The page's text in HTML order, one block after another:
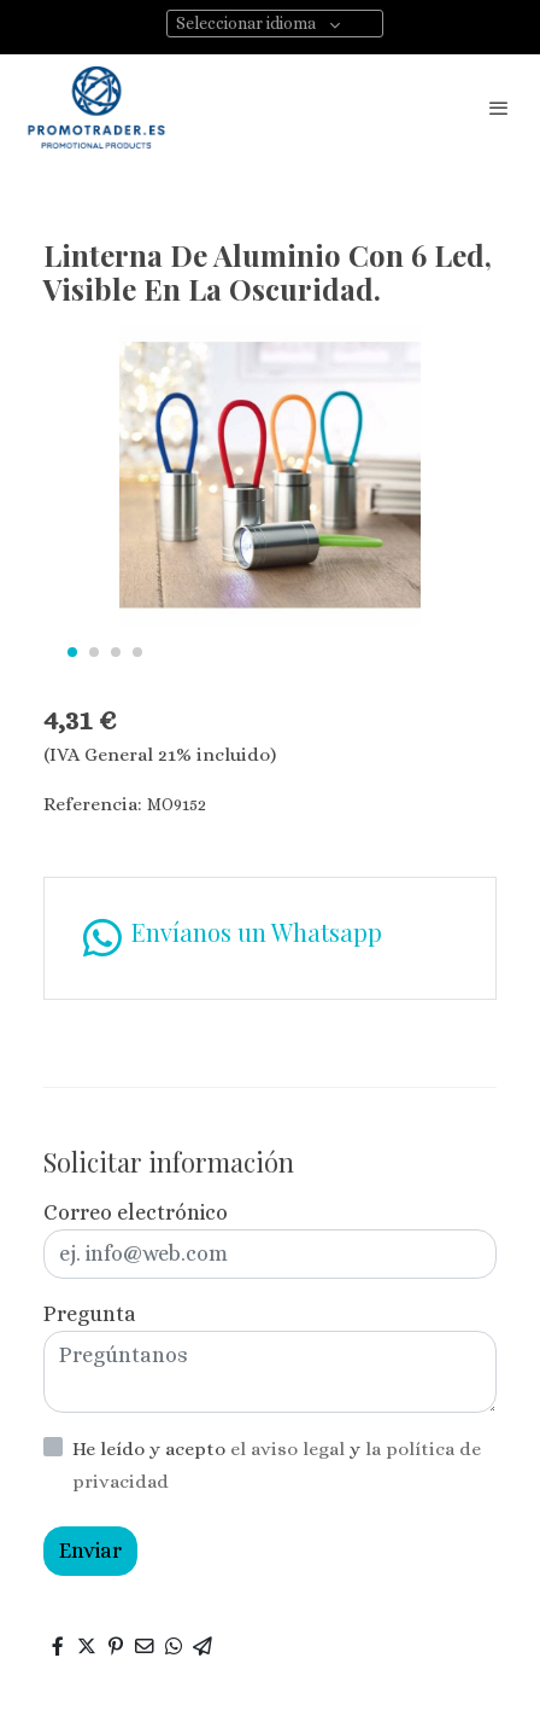
Seleccionar idioma
Linterna De Aluminio Con 6 Led,
Visible En La Oscuridad.
4,31 €
(IVA General 21% incluido)
Referencia: MO9152
Envíanos un Whatsapp
Solicitar información
Correo electrónico
Pregunta
He leído y acepto el aviso legal y la política de
privacidad
Enviar